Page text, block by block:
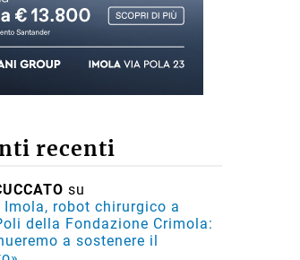
recenti
su
Imola, robot chirurgico a
della Fondazione Crimola:
a sostenere il